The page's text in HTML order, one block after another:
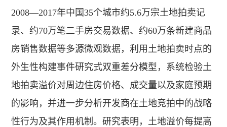
2008—2017年中国35个城市约5.6万宗土地拍卖记
录、约70万笔二手房交易数据、约60万条新建商品
房销售数据等多源微观数据，利用土地拍卖时点的
外生性构建事件研究式双重差分模型，系统检验土
地拍卖溢价对周边住房价格、成交量以及家庭预期
的影响，并进一步分析开发商在土地竞拍中的战略
性行为及其作用机制。研究表明，土地溢价每提高